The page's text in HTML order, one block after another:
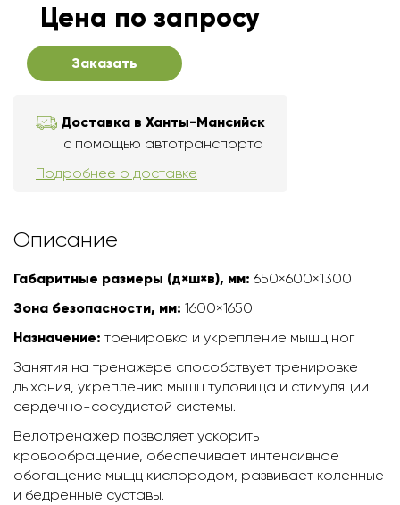
Цена по запросу
Заказать
Доставка в Ханты-Мансийск
с помощью автотранспорта
Подробнее о доставке
Описание
Габаритные размеры (д×ш×в), мм: 650×600×1300
Зона безопасности, мм: 1600×1650
Назначение: тренировка и укрепление мышц ног
Занятия на тренажере способствует тренировке
дыхания, укреплению мышц туловища и стимуляции
сердечно-сосудистой системы.
Велотренажер позволяет ускорить
кровообращение, обеспечивает интенсивное
обогащение мыщц кислородом, развивает коленные
и бедренные суставы.